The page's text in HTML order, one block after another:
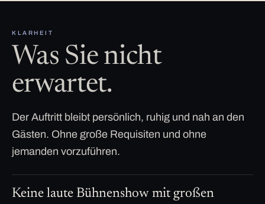
KLARHEIT
Was Sie nicht
erwartet.
Der Auftritt bleibt persönlich, ruhig und nah an den
Gästen. Ohne große Requisiten und ohne
jemanden vorzuführen.
Keine laute Bühnenshow mit großen